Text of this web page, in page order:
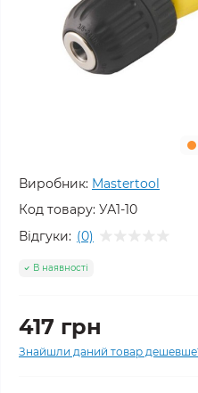
Виробник: Mastertool
Код товару: УА1-10
Відгуки: (0)
В наявності
417 грн
Знайшли даний товар